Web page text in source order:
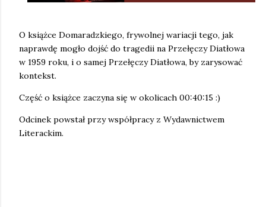
O książce Domaradzkiego, frywolnej wariacji tego, jak
naprawdę mogło dojść do tragedii na Przełęczy Diatłowa
w 1959 roku, i o samej Przełęczy Diatłowa, by zarysować
kontekst.
Część o książce zaczyna się w okolicach 00:40:15 :)
Odcinek powstał przy współpracy z Wydawnictwem
Literackim.